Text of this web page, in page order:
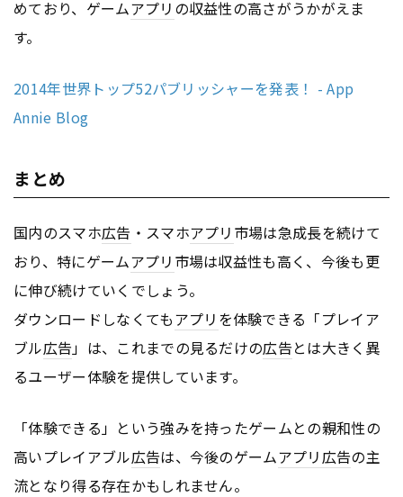
めており、ゲームアプリ の収益性の高さがうかがえま
す。
2014年世界トップ52パブリッシャーを発表！ - App
Annie Blog
まとめ
国内のスマホ広告 ・スマホアプリ 市場は急成長を続けて
おり、特にゲームアプリ 市場は収益性も高く、今後も更
に伸び続けていくでしょう。
ダウンロードしなくてもアプリ を体験できる「プレイア
ブル広告 」は、これまでの見るだけの広告とは大きく異
るユーザー体験を提供しています。
「体験できる」という強みを持ったゲームとの親和性の
高いプレイアブル広告は、今後のゲームアプリ 広告の主
流となり得る存在かもしれません。